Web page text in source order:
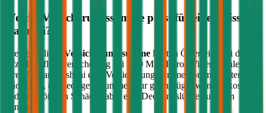
Welche Versicherungssumme passt für einen
Nissan
Qashqai?
Die gesetzliche Versicherungssumme liegt in Österreich bei der
Kfz-Haftpflichtversicherung bei 7,79 Mio. Euro. Wir empfehlen für
Ihren Nissan Qashqai eine Versicherungssumme von mindestens 20
Mio. Euro, da niedrigere Summen nur geringfügig weniger kosten
und bei größeren Schäden aber eine Deckungslücke auftreten
könnte.